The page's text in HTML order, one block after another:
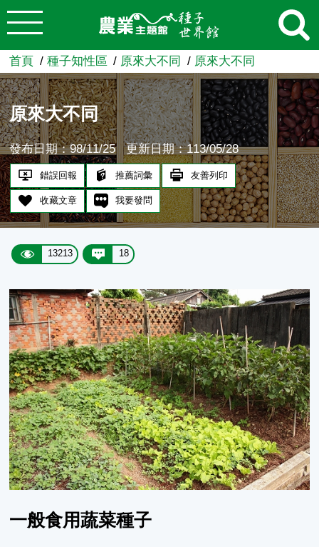
跳到主要內容
農業知識入口網
首頁 種子知性區 原來大不同 原來大不同
原來大不同
發布日期：98/11/25 更新日期：113/05/28
錯誤回報 推薦詞彙 友善列印
收藏文章 我要發問
13213 18
一般食用蔬菜種子